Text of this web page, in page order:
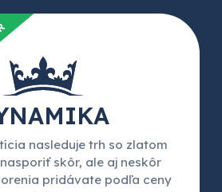
nasleduje trh so zlatom
skôr, ale aj neskôr
pridávate podľa ceny